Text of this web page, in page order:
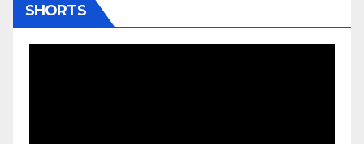
SHORTS